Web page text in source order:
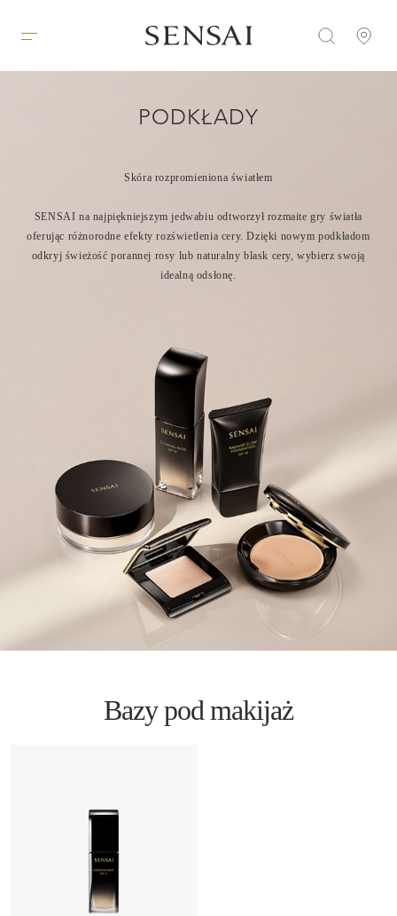
PODKŁADY
Skóra rozpromieniona światłem
SENSAI na najpiękniejszym jedwabiu odtworzył rozmaite gry światła
oferując różnorodne efekty rozświetlenia cery. Dzięki nowym podkładom
odkryj świeżość porannej rosy lub naturalny blask cery, wybierz swoją
idealną odsłonę.
Bazy pod makijaż